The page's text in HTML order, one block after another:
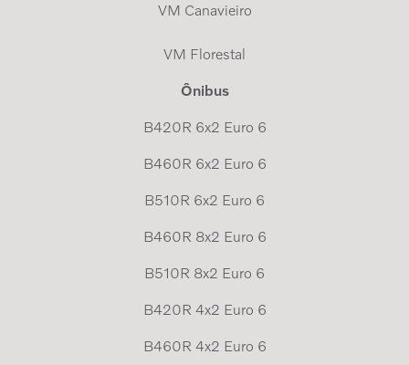
VM Canavieiro
VM Florestal
Ônibus
B420R 6x2 Euro 6
B460R 6x2 Euro 6
B510R 6x2 Euro 6
B460R 8x2 Euro 6
B510R 8x2 Euro 6
B420R 4x2 Euro 6
B460R 4x2 Euro 6